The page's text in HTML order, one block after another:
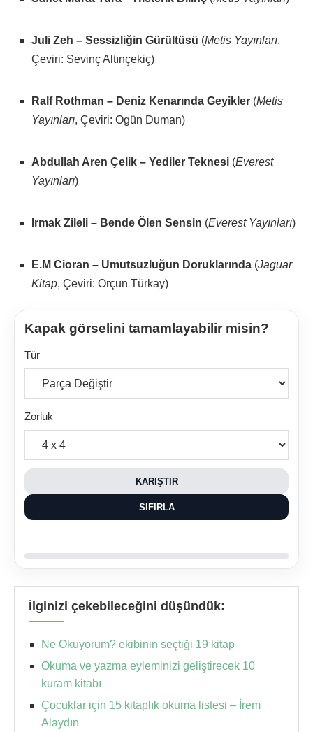
Juli Zeh – Sessizliğin Gürültüsü (Metis Yayınları,
Çeviri: Sevinç Altınçekiç)
Ralf Rothman – Deniz Kenarında Geyikler (Metis
Yayınları, Çeviri: Ogün Duman)
Abdullah Aren Çelik – Yediler Teknesi (Everest
Yayınları)
Irmak Zileli – Bende Ölen Sensin (Everest Yayınları)
E.M Cioran – Umutsuzluğun Doruklarında (Jaguar
Kitap, Çeviri: Orçun Türkay)
Kapak görselini tamamlayabilir misin?
Tür
Zorluk
KARIŞTIR
SIFIRLA
İlginizi çekebileceğini düşündük:
Ne Okuyorum? ekibinin seçtiği 19 kitap
Okuma ve yazma eyleminizi geliştirecek 10
kuram kitabı
Çocuklar için 15 kitaplık okuma listesi – İrem
Alaydın